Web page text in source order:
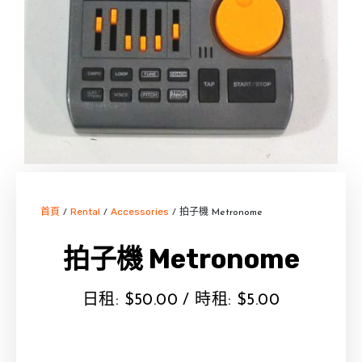
首頁 / Rental / Accessories / 拍子機 Metronome
拍子機 Metronome
日租: $50.00 / 時租: $5.00